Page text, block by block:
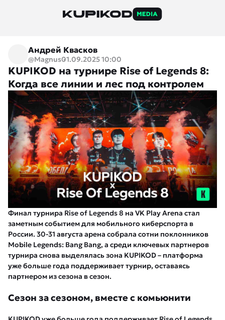
Андрей Квасков
@Magnus01.09.2025 10:00
KUPIKOD на турнире Rise of Legends 8:
Когда все линии и лес под контролем
Финал турнира Rise of Legends 8 на VK Play Arena стал
заметным событием для мобильного киберспорта в
России. 30-31 августа арена собрала сотни поклонников
Mobile Legends: Bang Bang, а среди ключевых партнеров
турнира снова выделялась зона KUPIKOD – платформа
уже больше года поддерживает турнир, оставаясь
партнером из сезона в сезон.
Сезон за сезоном, вместе с комьюнити